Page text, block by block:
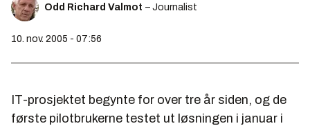
Odd Richard Valmot – Journalist
10. nov. 2005 - 07:56
IT-prosjektet begynte for over tre år siden, og de
første pilotbrukerne testet ut løsningen i januar i